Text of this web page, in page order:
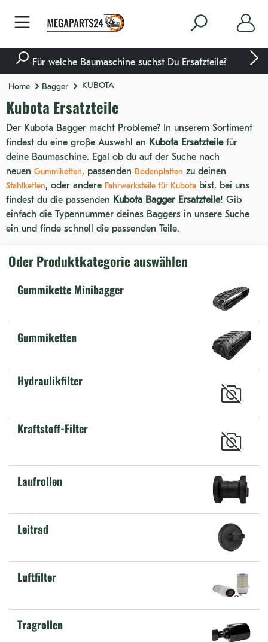
Für welche Baumaschine suchst Du Ersatzteile?
Home Bagger KUBOTA
Kubota Ersatzteile
Der Kubota Bagger macht Probleme? In unserem Sortiment
findest du eine große Auswahl an Kubota Ersatzteilefür
deine Baumaschine. Egal ob du auf der Suche nach
neuen Gummiketten, passenden Bodenplatten zu deinen
Stahlketten, oder andere Fahrwerksteile für Kubota bist, bei uns
findest du die passenden Kubota Bagger Ersatzteile! Gib
einfach die Typennummer deines Baggers in unsere Suche
ein und finde schnell die passenden Teile.
Oder Produktkategorie auswählen
Gummikette Minibagger
Gummiketten
Hydraulikfilter
Kraftstoff-Filter
Laufrollen
Leitrad
Luftfilter
Tragrollen